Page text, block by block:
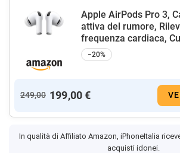
Apple AirPods Pro 3,
attiva del rumore,
frequenza cardiaca,
−20%
249,00 199,00 €
In qualità di Affiliato Amazon, iPhoneItalia
acquisti idonei.